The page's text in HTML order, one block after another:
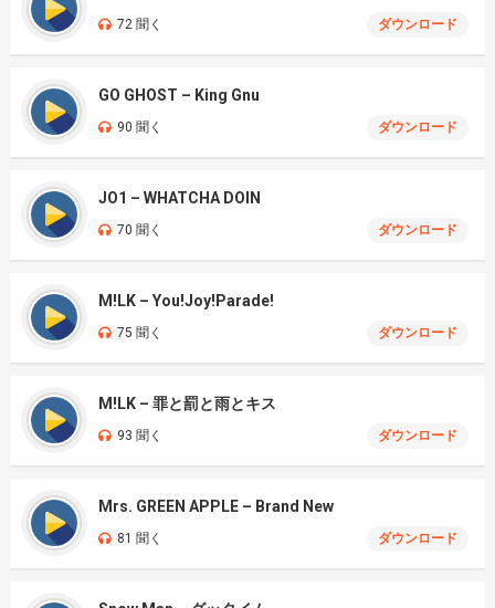
72 聞く ダウンロード
GO GHOST – King Gnu
90 聞く ダウンロード
JO1 – WHATCHA DOIN
70 聞く ダウンロード
M!LK – You!Joy!Parade!
75 聞く ダウンロード
M!LK – 罪と罰と雨とキス
93 聞く ダウンロード
Mrs. GREEN APPLE – Brand New
81 聞く ダウンロード